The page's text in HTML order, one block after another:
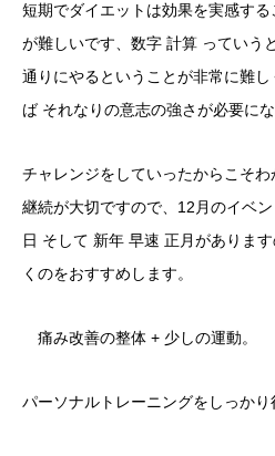
短期でダイエットは効果を実感す
が難しいです、数字 計算 っていう
通りにやるということが非常に難
ば それなりの意志の強さが必要にな
チャレンジをしていったからこそ
継続が大切ですので、12月のイベ
日 そして 新年 早速 正月がありま
くのをおすすめします。
痛み改善の整体 + 少しの運動。
パーソナルトレーニングをしっかり